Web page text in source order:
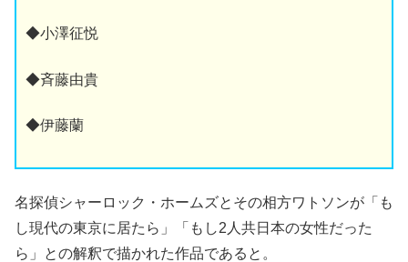
◆小澤征悦
◆斉藤由貴
◆伊藤蘭
名探偵シャーロック・ホームズとその相方ワトソンが「も
し現代の東京に居たら」「もし2人共日本の女性だった
ら」との解釈で描かれた作品であると。